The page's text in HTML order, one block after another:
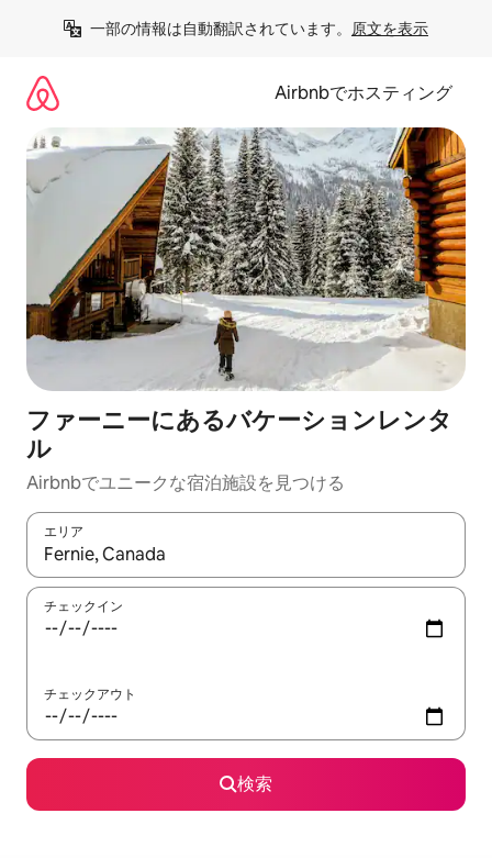
一部の情報は自動翻訳されています。 原文を表示
Airbnbでホスティング
ファーニーにあるバケーションレンタ
ル
Airbnbでユニークな宿泊施設を見つける
エリア
検索結果が表示されたら、上下の矢印キーを使って移動するか
チェックイン
チェックアウト
検索